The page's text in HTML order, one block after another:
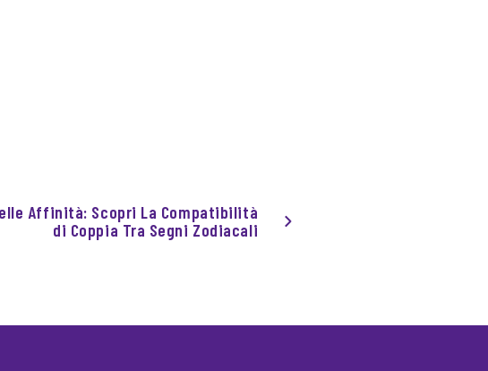
Affinità: Scopri La Compatibilità
di Coppia Tra Segni Zodiacali